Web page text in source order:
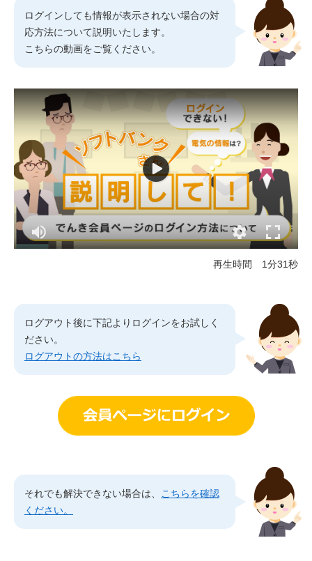
の方はこちら」をタップしてください。
携帯電話に届いたショートメッセージに記載の確認
番号（6桁）を確認
※
確認番号が届かない場合は「確認番号が届かない場合
はこちら」を確認ください。
ログインしても情報が表示されない場合の対
応方法について説明いたします。
こちらの動画をご覧ください。
再生時間 1分31秒
ログアウト後に下記よりログインをお試しく
ださい。
ログアウトの方法はこちら
それでも解決できない場合は、
こちらを確認
ください。